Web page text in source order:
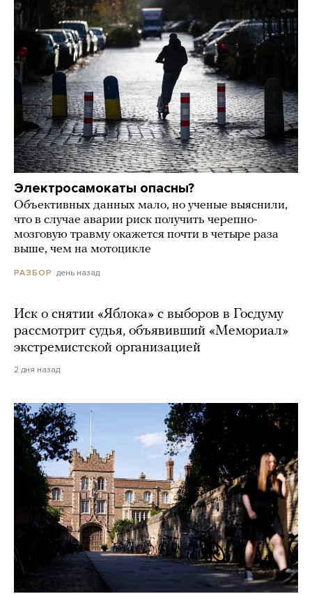
Электросамокаты опасны?
Объективных данных мало, но ученые выяснили,
что в случае аварии риск получить черепно-
мозговую травму окажется почти в четыре раза
выше, чем на мотоцикле
РАЗБОР день назад
Иск о снятии «Яблока» с выборов в Госдуму
рассмотрит судья, объявивший «Мемориал»
экстремистской организацией
2 дня назад